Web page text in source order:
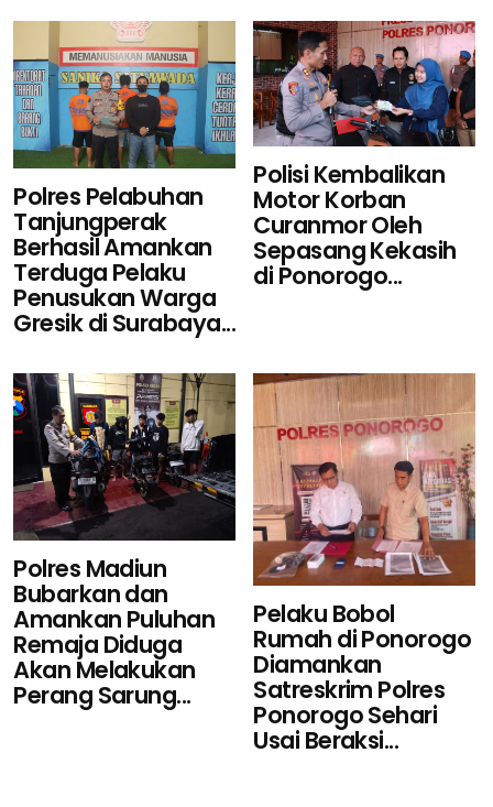
Polres Pelabuhan
Tanjungperak
Berhasil Amankan
Terduga Pelaku
Penusukan Warga
Gresik di Surabaya...
Polisi Kembalikan
Motor Korban
Curanmor Oleh
Sepasang Kekasih
di Ponorogo...
Polres Madiun
Bubarkan dan
Amankan Puluhan
Remaja Diduga
Akan Melakukan
Perang Sarung...
Pelaku Bobol
Rumah di Ponorogo
Diamankan
Satreskrim Polres
Ponorogo Sehari
Usai Beraksi...